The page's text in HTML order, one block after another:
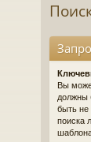
и
Вы
должны
быть не
поиска